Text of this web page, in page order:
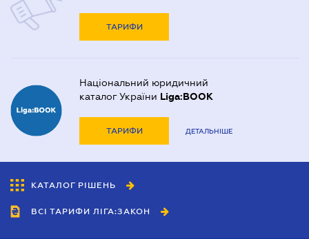
ТАРИФИ
Національний юридичний
каталог України Liga:BOOK
ТАРИФИ ДЕТАЛЬНІШЕ
КАТАЛОГ РІШЕНЬ
ВСІ ТАРИФИ ЛІГА:ЗАКОН